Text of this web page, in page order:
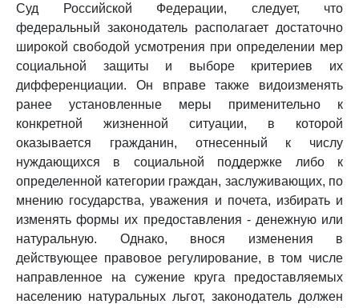
Суд Российской Федерации, следует, что
федеральный законодатель располагает достаточно
широкой свободой усмотрения при определении мер
социальной защиты и выборе критериев их
дифференциации. Он вправе также видоизменять
ранее установленные меры применительно к
конкретной жизненной ситуации, в которой
оказывается гражданин, отнесенный к числу
нуждающихся в социальной поддержке либо к
определенной категории граждан, заслуживающих, по
мнению государства, уважения и почета, избирать и
изменять формы их предоставления - денежную или
натуральную. Однако, внося изменения в
действующее правовое регулирование, в том числе
направленное на сужение круга предоставляемых
населению натуральных льгот, законодатель должен